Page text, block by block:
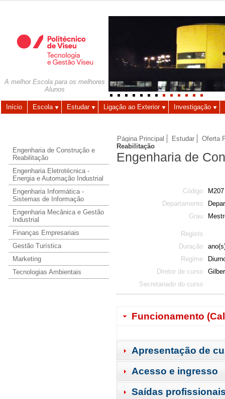
Autenticação
Utilizador
Palavra-chave
A melhor Escola para os melhores
Alunos
Início Escola Estudar Ligação ao Exterior Investigação
Engenharia de Construção e
Reabilitação
Engenharia Eletrotécnica -
Energia e Automação Industrial
Engenharia Informática -
Sistemas de Informação
Engenharia Mecânica e Gestão
Industrial
Finanças Empresariais
Gestão Turística
Marketing
Tecnologias Ambientais
Página Principal Estudar
Oferta
Reabilitação
Engenharia de
Código
M207
Departamento
Grau
Registo
Duração
Regime
Diretor de curso
Secretariado do curso
Funcionamento
Apresentação de
Acesso e ingresso
Saídas